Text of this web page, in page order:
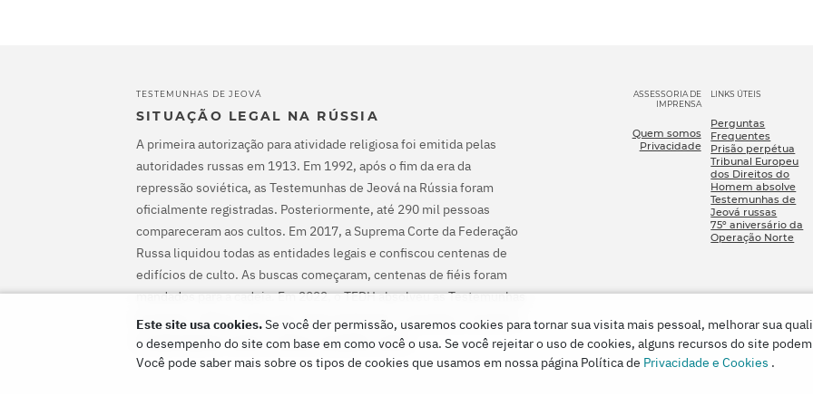
TESTEMUNHAS DE JEOVÁ
SITUAÇÃO LEGAL NA RÚSSIA
A primeira autorização para atividade religiosa foi emitida pelas
autoridades russas em 1913. Em 1992, após o fim da era da
repressão soviética, as Testemunhas de Jeová na Rússia foram
oficialmente registradas. Posteriormente, até 290 mil pessoas
compareceram aos cultos. Em 2017, a Suprema Corte da Federação
Russa liquidou todas as entidades legais e confiscou centenas de
edifícios de culto. As buscas começaram, centenas de fiéis foram
mandados para a cadeia. Em 2022, o TEDH absolveu as Testemunhas
de Jeová, ordenou-lhes que interrompessem o processo criminal e
compensassem todos os danos causados a elas.
ASSESSORIA DE
IMPRENSA
Quem somos
Privacidade
LINKS ÚTEIS
Perguntas
Frequentes
Prisão perpétua
Tribunal Europeu
dos Direitos do
Homem absolve
Testemunhas de
Jeová russas
75º aniversário da
Operação Norte
Este site usa cookies.Se você der permissão, usaremos cookies para tornar sua visita mais pessoal, melhorar sua
o desempenho do site com base em como você o usa. Se você rejeitar o uso de cookies, alguns recursos do site
Você pode saber mais sobre os tipos de cookies que usamos em nossa página Política de Privacidade e Cookies .